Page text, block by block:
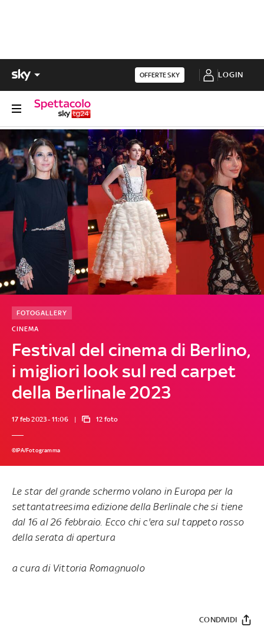
OFFERTE SKY LOGIN
Festival del cinema di Berlino,
i migliori look sul red carpet
della Berlinale 2023
CINEMA
FOTOGALLERY
17 feb 2023 - 11:06 12 foto
©IPA/Fotogramma
Le star del grande schermo volano in Europa per la
settantatreesima edizione della Berlinale che si tiene
dal 16 al 26 febbraio. Ecco chi c'era sul tappeto rosso
della serata di apertura
a cura di Vittoria Romagnuolo
CONDIVIDI